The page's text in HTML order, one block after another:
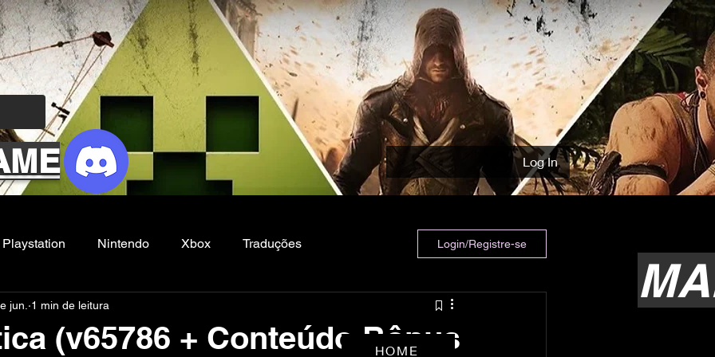
Log In
Playstation Nintendo Xbox Traduções
Filmes e Series
Login/Registre-se
(v65786 + Conteúdo Bônus
jun. 1 min de leitura
HOME